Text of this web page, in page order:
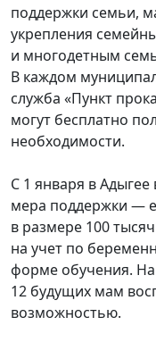
поддержки семьи,
укрепления
и многодетным
В каждом
служба «Пункт
могут бесплатно
необходимости.
С 1 января в
мера поддержки —
в размере 100
на учет по
форме обучения.
12 будущих мам
возможностью.